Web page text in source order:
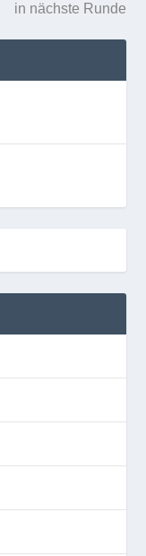
in nächste Runde